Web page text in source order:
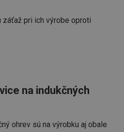
záťaž pri ich výrobe oproti
na indukčných
ohrev sú na výrobku aj obale